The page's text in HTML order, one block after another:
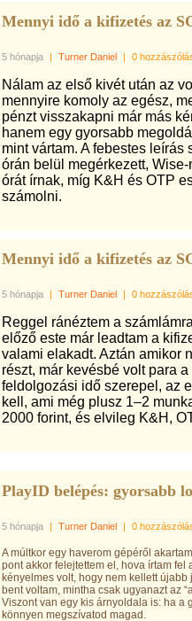
Mennyi idő a kifizetés az
5 hónapja | Turner Daniel | 0
Nálam az első kivét után az
mennyire komoly az egész,
pénzt visszakapni már más
hanem egy gyorsabb
mint vártam. A febestes
órán belül megérkezett,
órát írnak, míg K&H és OTP
számolni.
Mennyi idő a kifizetés az
5 hónapja | Turner Daniel | 0
Reggel ránéztem a
előző este már leadtam a
valami elakadt. Aztán amikor
részt, már kevésbé volt para
feldolgozási idő szerepel, az
kell, ami még plusz 1–2
2000 forint, és elvileg K&H,
PlayID belépés: gyorsabb
5 hónapja | Turner Daniel | 0
A múltkor egy haverom gépéről
pont akkor felejtettem el, hova írtam fel
kényelmes volt, hogy nem kellett
bent voltam, mintha csak ugyanazt az
Viszont van egy kis árnyoldala is: ha a
könnyen megszívatod magad.